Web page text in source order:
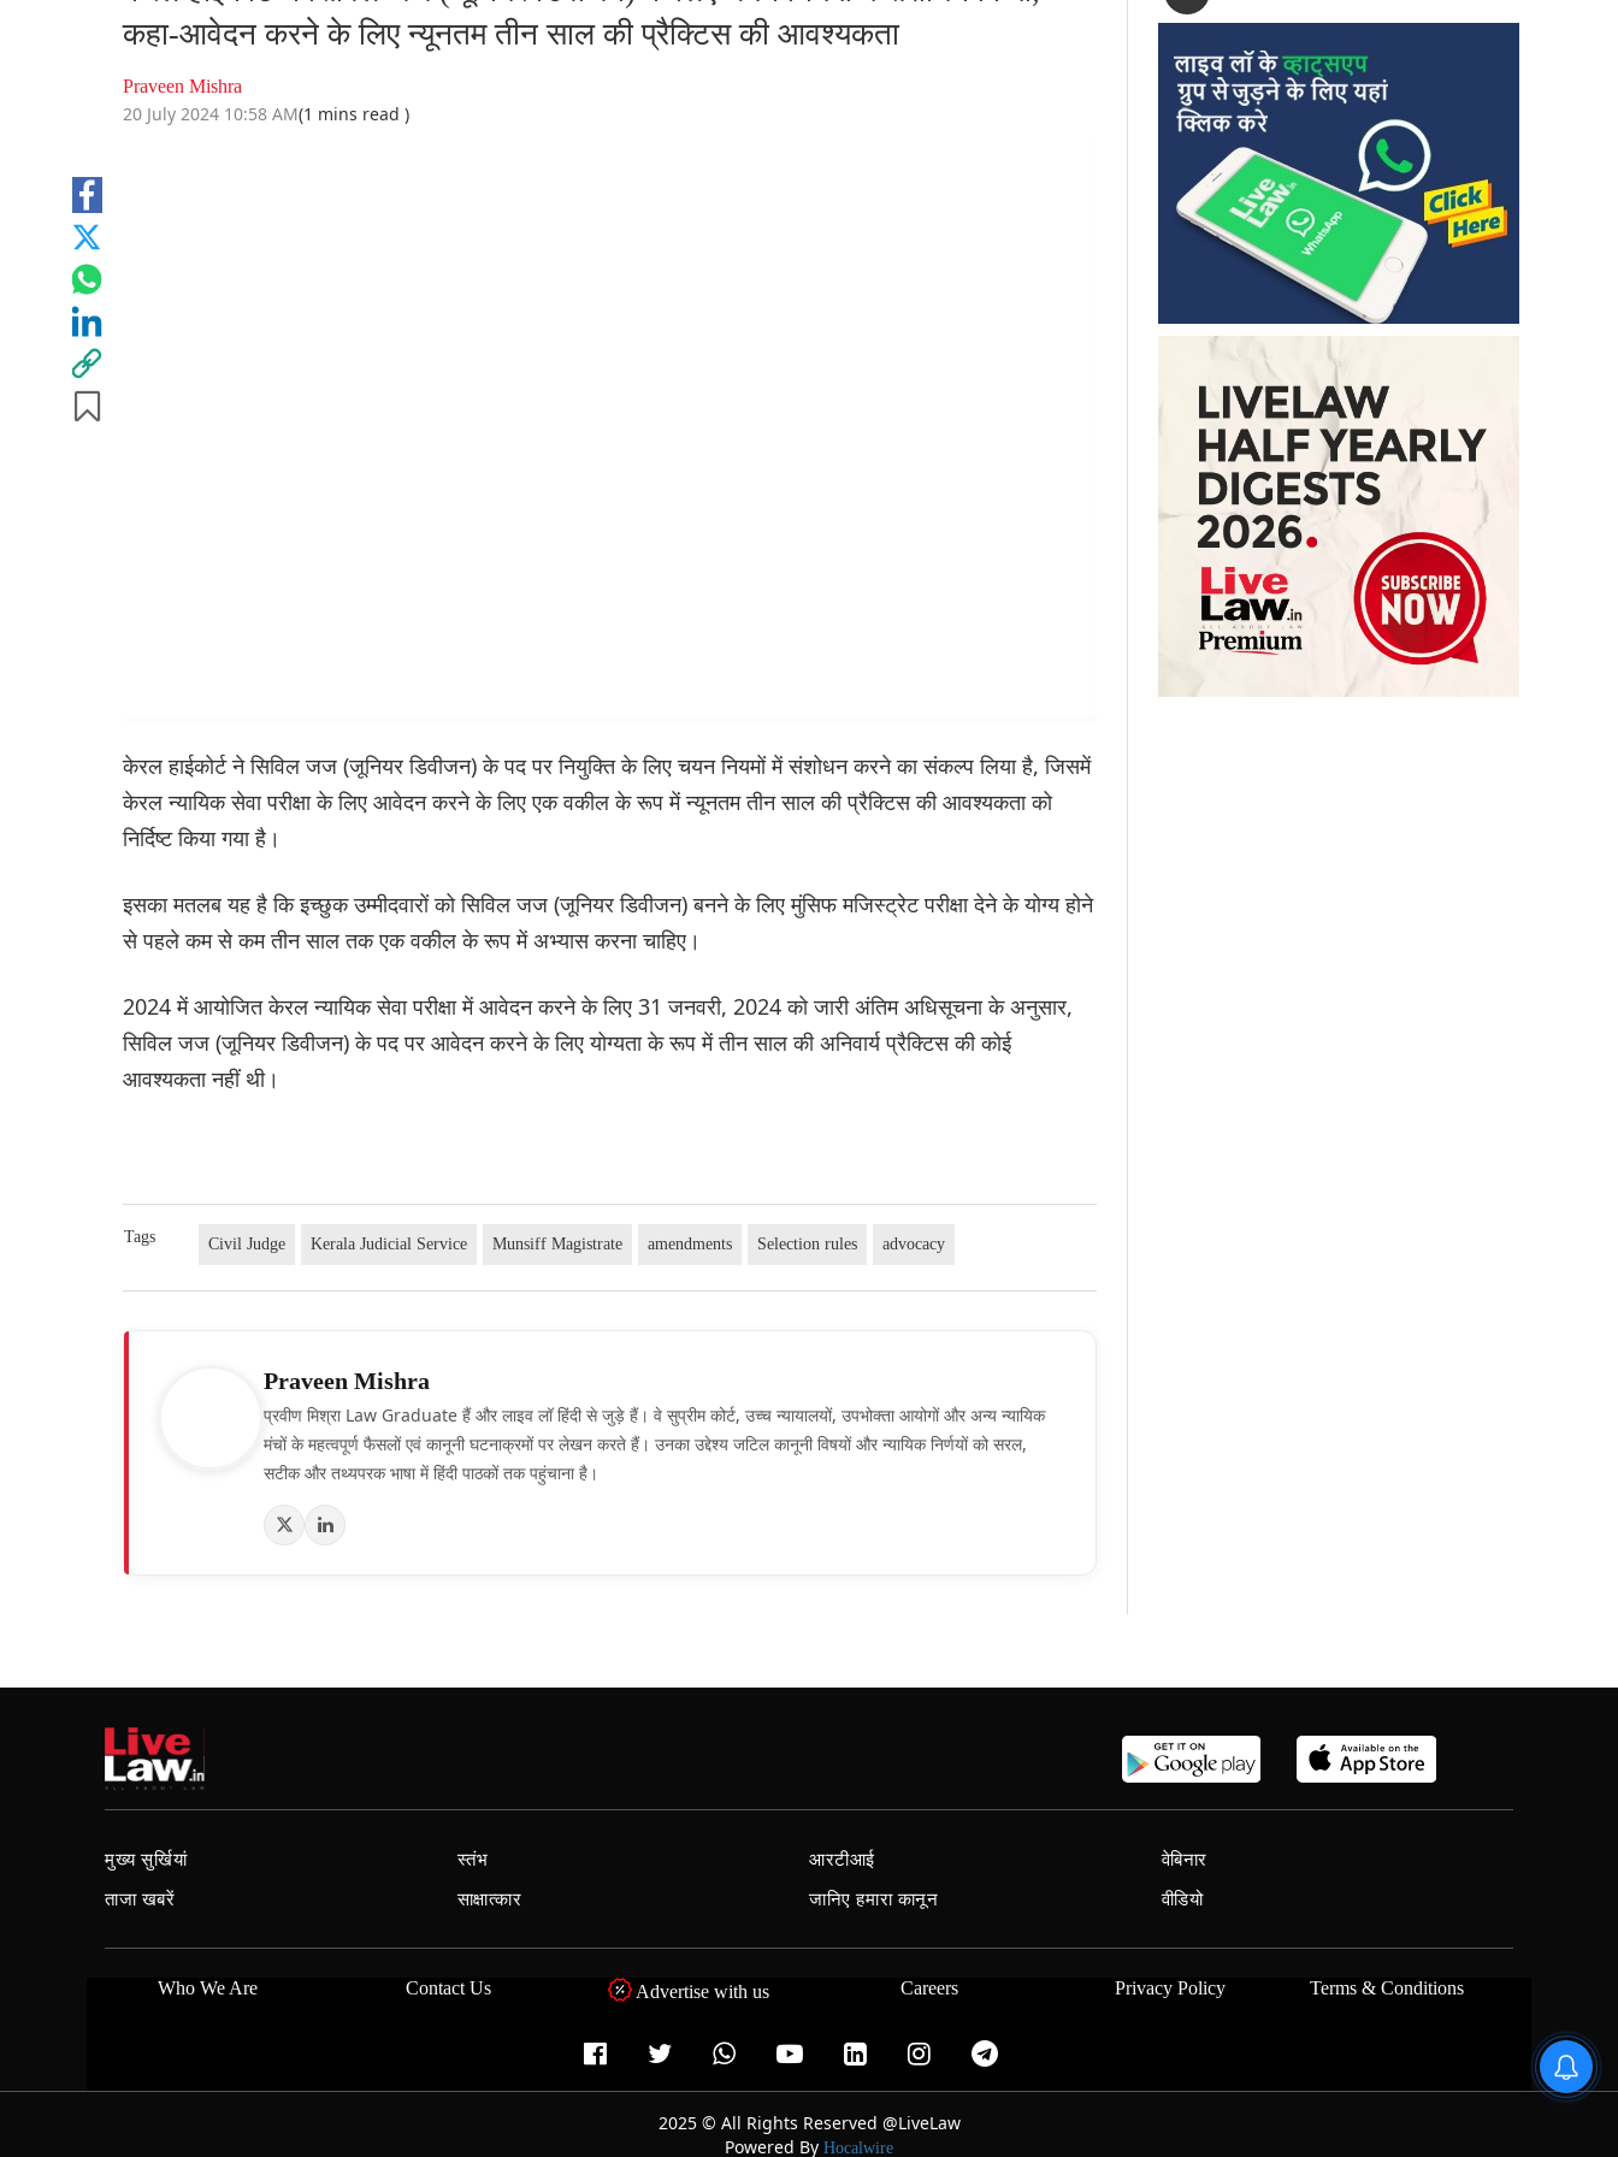
कहा-आवेदन करने के लिए न्यूनतम तीन साल की प्रैक्टिस की आवश्यकता
Praveen Mishra
20 July 2024 10:58 AM(1 mins read )
केरल हाईकोर्ट ने सिविल जज (जूनियर डिवीजन) के पद पर नियुक्ति के लिए चयन नियमों में संशोधन करने का संकल्प लिया है, जिसमें
केरल न्यायिक सेवा परीक्षा के लिए आवेदन करने के लिए एक वकील के रूप में न्यूनतम तीन साल की प्रैक्टिस की आवश्यकता को
निर्दिष्ट किया गया है।
इसका मतलब यह है कि इच्छुक उम्मीदवारों को सिविल जज (जूनियर डिवीजन) बनने के लिए मुंसिफ मजिस्ट्रेट परीक्षा देने के योग्य होने
से पहले कम से कम तीन साल तक एक वकील के रूप में अभ्यास करना चाहिए।
2024 में आयोजित केरल न्यायिक सेवा परीक्षा में आवेदन करने के लिए 31 जनवरी, 2024 को जारी अंतिम अधिसूचना के अनुसार,
सिविल जज (जूनियर डिवीजन) के पद पर आवेदन करने के लिए योग्यता के रूप में तीन साल की अनिवार्य प्रैक्टिस की कोई
आवश्यकता नहीं थी।
Tags Civil Judge Kerala Judicial Service Munsiff Magistrate amendments Selection rules advocacy
Praveen Mishra
प्रवीण मिश्रा Law Graduate हैं और लाइव लॉ हिंदी से जुड़े हैं। वे सुप्रीम कोर्ट, उच्च न्यायालयों, उपभोक्ता आयोगों और अन्य न्यायिक
मंचों के महत्वपूर्ण फैसलों एवं कानूनी घटनाक्रमों पर लेखन करते हैं। उनका उद्देश्य जटिल कानूनी विषयों और न्यायिक निर्णयों को सरल,
सटीक और तथ्यपरक भाषा में हिंदी पाठकों तक पहुंचाना है।
मुख्य सुर्खियां
ताजा खबरें
स्तंभ
साक्षात्कार
आरटीआई
जानिए हमारा कानून
वेबिनार
वीडियो
Who We Are Contact Us Advertise with us Careers Privacy Policy Terms & Conditions
2025 © All Rights Reserved @LiveLaw
Powered By Hocalwire